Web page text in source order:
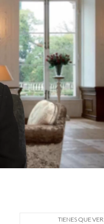
TIENES QUE VER